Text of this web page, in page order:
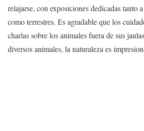
relajarse, con exposiciones dedicadas tanto
como terrestres. Es agradable que los
charlas sobre los animales fuera de sus
diversos animales, la naturaleza es